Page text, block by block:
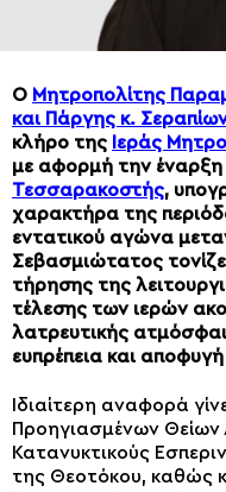
Ο Μητροπολίτης
και Πάργης κ.
κλήρο της Ιεράς
με αφορμή την έναρξη
Τεσσαρακοστής,
χαρακτήρα της
εντατικού αγώνα
Σεβασμιώτατος
τήρησης της
τέλεσης των ιερών
λατρευτικής
ευπρέπεια και
Ιδιαίτερη αναφορά
Προηγιασμένων Θείων
Κατανυκτικούς
της Θεοτόκου, καθώς